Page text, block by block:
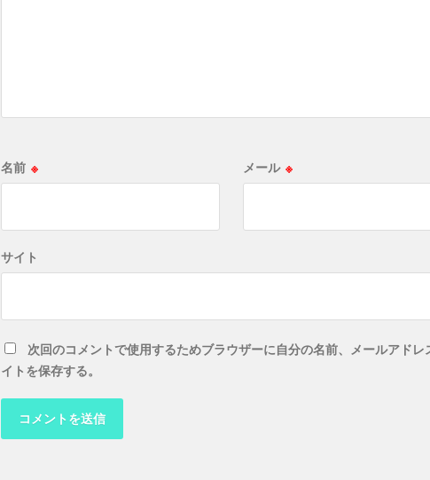
名前 ※ メール ※
サイト
次回のコメントで使用するためブラウザーに自分の名前、メールアドレ
イトを保存する。